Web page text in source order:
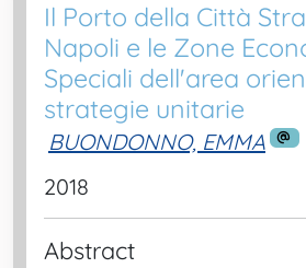
Il Porto della Città
Napoli e le Zone
Speciali dell'area
strategie unitarie
BUONDONNO, EMMA
2018
Abstract